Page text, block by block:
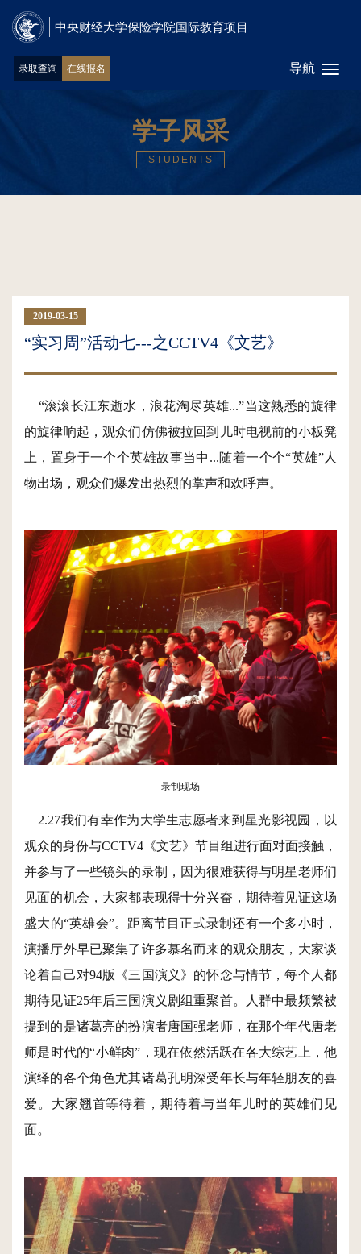
中央财经大学保险学院国际教育项目
录取查询 在线报名 导航
学子风采
STUDENTS
2019-03-15
02:47:47
“实习周”活动七---之CCTV4《文艺》
“滚滚长江东逝水，浪花淘尽英雄...”当这熟悉的旋律
的旋律响起，观众们仿佛被拉回到儿时电视前的小板凳
上，置身于一个个英雄故事当中...随着一个个“英雄”人
物出场，观众们爆发出热烈的掌声和欢呼声。
录制现场
2.27我们有幸作为大学生志愿者来到星光影视园，以
观众的身份与CCTV4《文艺》节目组进行面对面接触，
并参与了一些镜头的录制，因为很难获得与明星老师们
见面的机会，大家都表现得十分兴奋，期待着见证这场
盛大的“英雄会”。距离节目正式录制还有一个多小时，
演播厅外早已聚集了许多慕名而来的观众朋友，大家谈
论着自己对94版《三国演义》的怀念与情节，每个人都
期待见证25年后三国演义剧组重聚首。人群中最频繁被
提到的是诸葛亮的扮演者唐国强老师，在那个年代唐老
师是时代的“小鲜肉”，现在依然活跃在各大综艺上，他
演绎的各个角色尤其诸葛孔明深受年长与年轻朋友的喜
爱。大家翘首等待着，期待着与当年儿时的英雄们见
面。